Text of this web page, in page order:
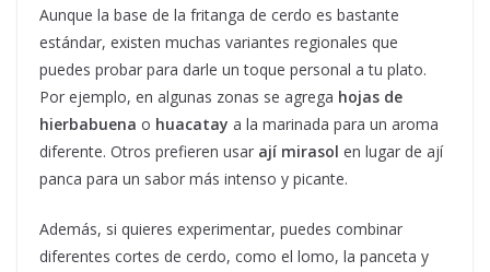
Aunque la base de la fritanga de cerdo es bastante
estándar, existen muchas variantes regionales que
puedes probar para darle un toque personal a tu plato.
Por ejemplo, en algunas zonas se agrega hojas de
hierbabuena o huacatay a la marinada para un aroma
diferente. Otros prefieren usar ají mirasol en lugar de ají
panca para un sabor más intenso y picante.
Además, si quieres experimentar, puedes combinar
diferentes cortes de cerdo, como el lomo, la panceta y